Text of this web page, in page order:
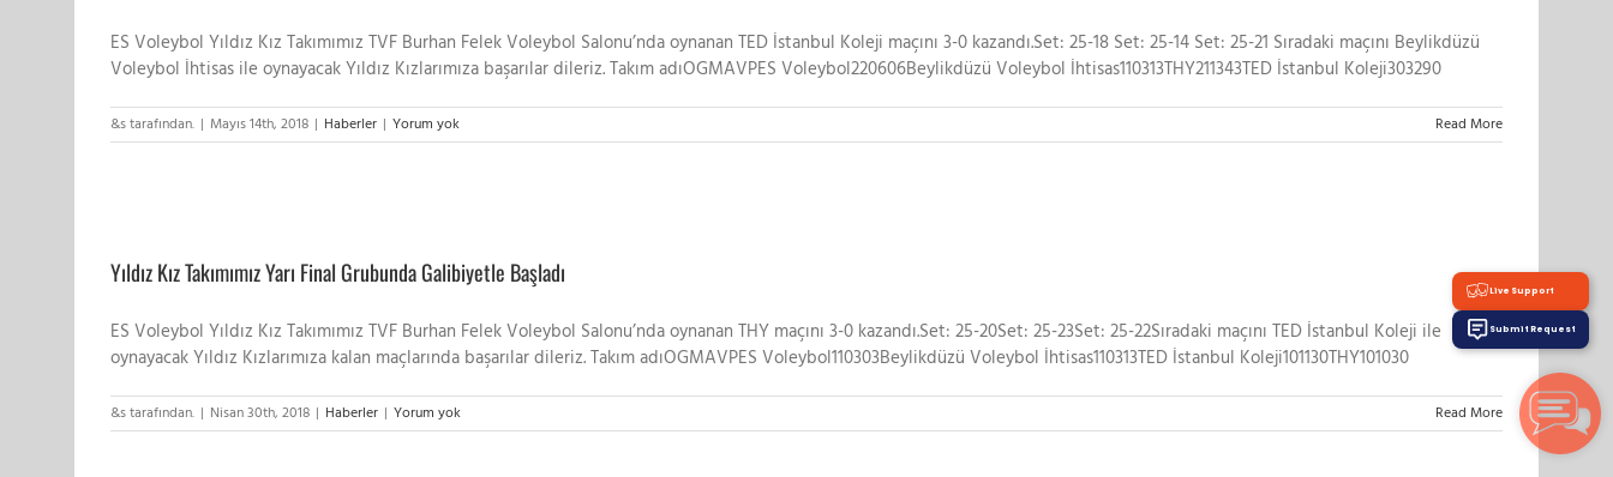
ES Voleybol Yıldız Kız Takımımız TVF Burhan Felek Voleybol Salonu’nda oynanan TED İstanbul Koleji maçını 3-0 kazandı.Set: 25-18 Set: 25-14 Set: 25-21 Sıradaki maçını Beylikdüzü
Voleybol İhtisas ile oynayacak Yıldız Kızlarımıza başarılar dileriz. Takım adıOGMAVPES Voleybol220606Beylikdüzü Voleybol İhtisas110313THY211343TED İstanbul Koleji303290
&s tarafından. | Mayıs 14th, 2018 | Haberler | Yorum yok Read More
Yıldız Kız Takımımız Yarı Final Grubunda Galibiyetle Başladı
ES Voleybol Yıldız Kız Takımımız TVF Burhan Felek Voleybol Salonu’nda oynanan THY maçını 3-0 kazandı.Set: 25-20Set: 25-23Set: 25-22Sıradaki maçını TED İstanbul Koleji ile
oynayacak Yıldız Kızlarımıza kalan maçlarında başarılar dileriz. Takım adıOGMAVPES Voleybol110303Beylikdüzü Voleybol İhtisas110313TED İstanbul Koleji101130THY101030
&s tarafından. | Nisan 30th, 2018 | Haberler | Yorum yok Read More
Live Support
Submit Request